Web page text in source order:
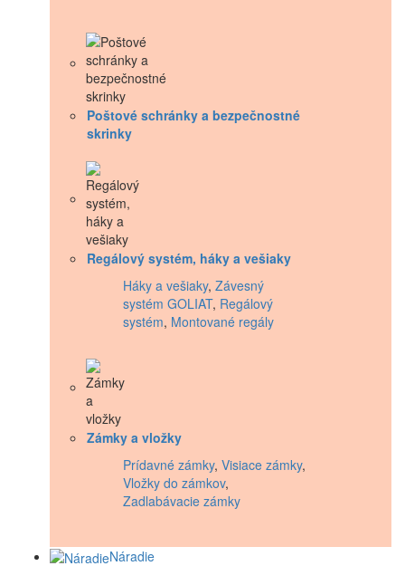
Poštové schránky a bezpečnostné
skrinky
Regálový systém, háky a vešiaky
Háky a vešiaky, Závesný
systém GOLIAT, Regálový
systém, Montované regály
Zámky a vložky
Prídavné zámky, Visiace zámky,
Vložky do zámkov,
Zadlabávacie zámky
Náradie